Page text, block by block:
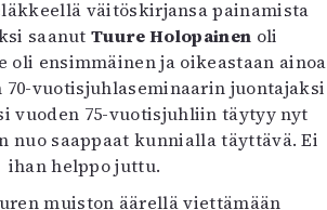
väitöskirjansa painamista
saanutTuure Holopainen oli
oli ensimmäinen ja oikeastaan ainoa
vuotisjuhlaseminaarin juontajaksi
vuoden 75-vuotisjuhliin täytyy nyt
nuo saappaat kunnialla täyttävä. Ei
ihan helppo juttu.
muiston äärellä viettämään